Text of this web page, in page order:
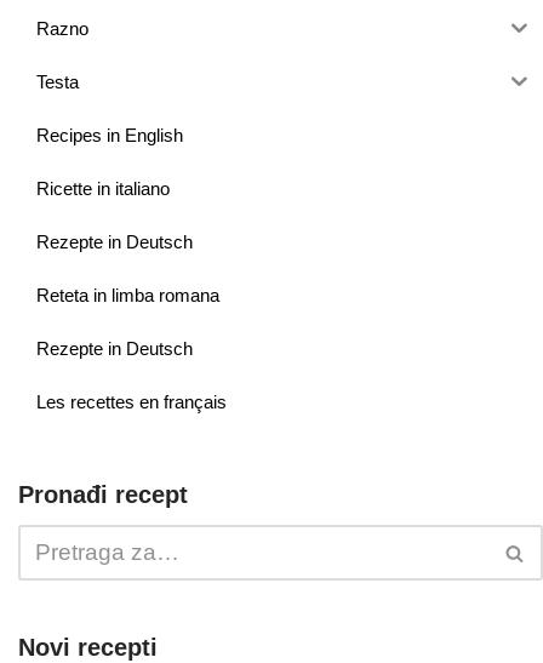
Razno
Testa
Recipes in English
Ricette in italiano
Rezepte in Deutsch
Reteta in limba romana
Rezepte in Deutsch
Les recettes en français
Pronađi recept
Novi recepti